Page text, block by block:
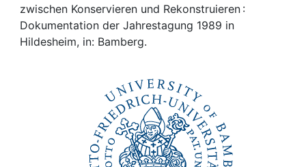
Help
zwischen Konservieren und Rekonstruieren :
Dokumentation der Jahrestagung 1989 in
Hildesheim, in: Bamberg.